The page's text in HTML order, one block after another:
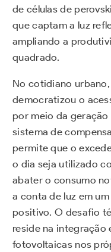
de células de
que captam a luz
ampliando a
quadrado.
No cotidiano
democratizou o
por meio da
sistema de
permite que o
o dia seja utilizado
abater o consumo
a conta de luz em
positivo. O desafio
reside na integração
fotovoltaicas nos